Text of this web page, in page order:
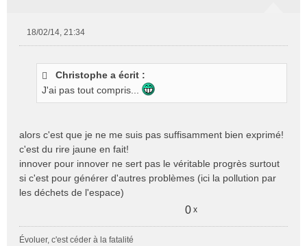
o
n
l
u
18/02/14, 21:34
Christophe a écrit :
J'ai pas tout compris...
alors c'est que je ne me suis pas suffisamment bien exprimé!
c'est du rire jaune en fait!
innover pour innover ne sert pas le véritable progrès surtout
si c'est pour générer d'autres problèmes (ici la pollution par
les déchets de l'espace)
0 x
Évoluer, c'est céder à la fatalité